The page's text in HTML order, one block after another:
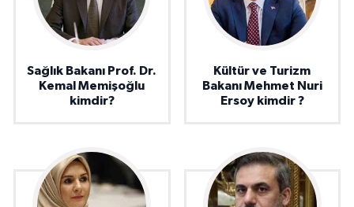
Sağlık Bakanı Prof. Dr.
Kemal Memişoğlu
kimdir?
Kültür ve Turizm
Bakanı Mehmet Nuri
Ersoy kimdir ?